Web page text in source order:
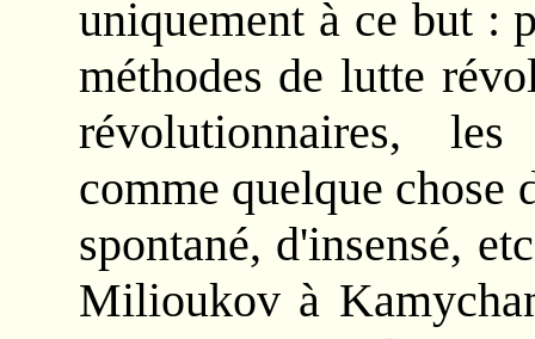
uniquement à ce but :
méthodes de lutte
révolutionnaires,
comme quelque chose
spontané, d'insensé,
Milioukov à